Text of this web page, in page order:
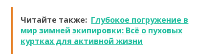
Читайте также: Глубокое погружение в
мир зимней экипировки: Всё о пуховых
куртках для активной жизни